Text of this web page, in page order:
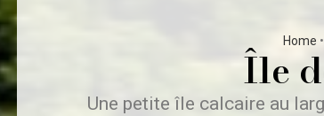
Home •
Île
Une petite île calcaire au